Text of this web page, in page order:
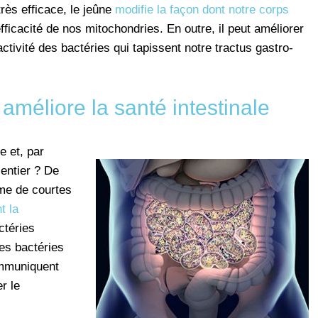
efficace, le jeûne modifie la façon dont notre corps
de nos mitochondries. En outre, il peut améliorer
des bactéries qui tapissent notre tractus gastro-
la santé intestinale
et, par
? De
de courtes
la
bactéries
le